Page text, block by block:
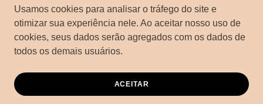
· Toda autoridade emana de Cristo e é exercida em seu
nome e sua obra;
· Cristo provê a unidade instrumental do padrão
submeter;
· O governo eclesiástico é um conjunto e não uma
Usamos cookies para analisar o tráfego do site e
otimizar sua experiência nele. Ao aceitar nosso uso de
cookies, seus dados serão agregados com os dados de
todos os demais usuários.
ACEITAR